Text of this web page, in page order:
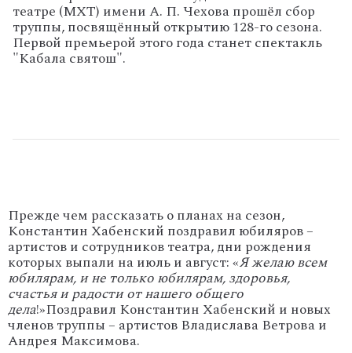
театре (МХТ) имени А. П. Чехова прошёл сбор
труппы, посвящённый открытию 128-го сезона.
Первой премьерой этого года станет спектакль
"Кабала святош".
Прежде чем рассказать о планах на сезон,
Константин Хабенский поздравил юбиляров –
артистов и сотрудников театра, дни рождения
которых выпали на июль и август: «Я желаю всем
юбилярам, и не только юбилярам, здоровья,
счастья и радости от нашего общего
дела!»Поздравил Константин Хабенский и новых
членов труппы – артистов Владислава Ветрова и
Андрея Максимова.